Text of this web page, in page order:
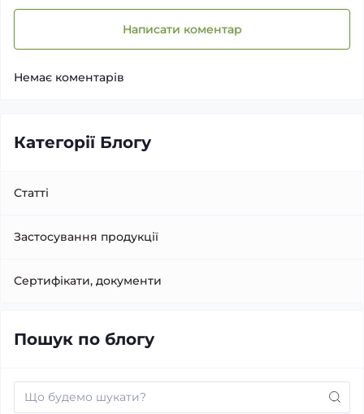
Написати коментар
Немає коментарів
Категорії Блогу
Статті
Застосування продукції
Сертифікати, документи
Пошук по блогу